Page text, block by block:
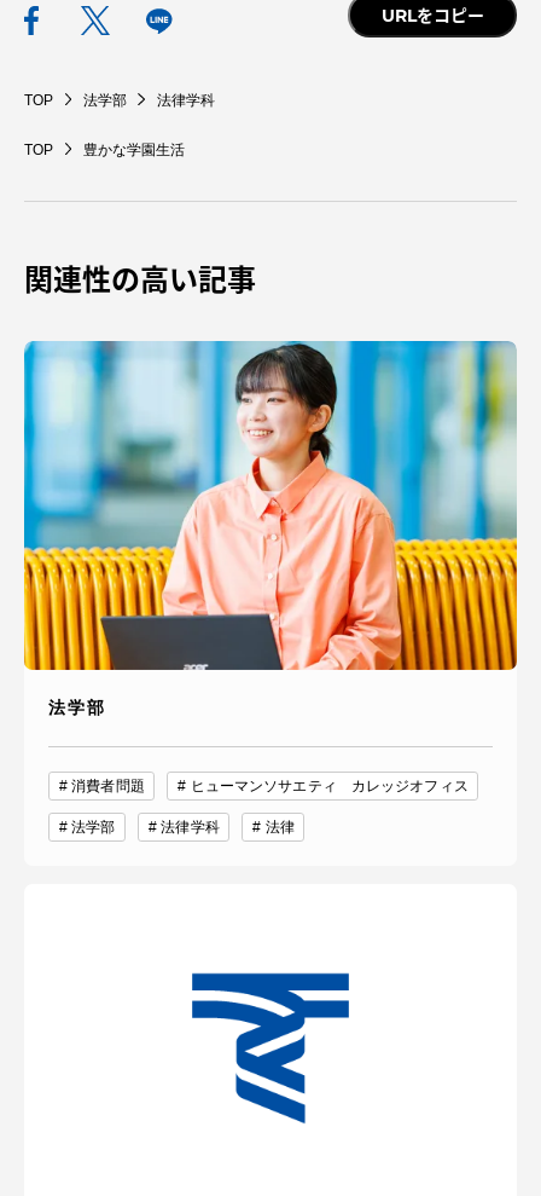
URLをコピー
TOP 法学部 法律学科
TOP 豊かな学園生活
関連性の高い記事
法学部
消費者問題 ヒューマンソサエティ カレッジオフィス
法学部 法律学科 法律
ポリシー
在学生・保護者向けポータル（TIPS）
中文